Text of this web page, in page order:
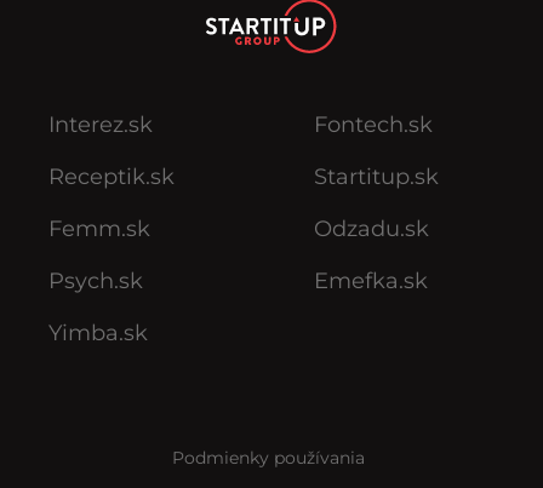
Interez.sk
Receptik.sk
Femm.sk
Psych.sk
Yimba.sk
Fontech.sk
Startitup.sk
Odzadu.sk
Emefka.sk
Podmienky používania